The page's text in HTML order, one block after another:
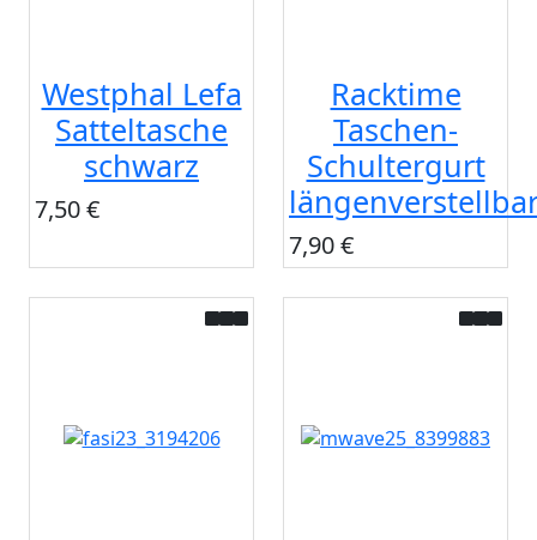
Westphal Lefa
Satteltasche
schwarz
7,50 €
Racktime
Taschen-
Schultergurt
7,90 €